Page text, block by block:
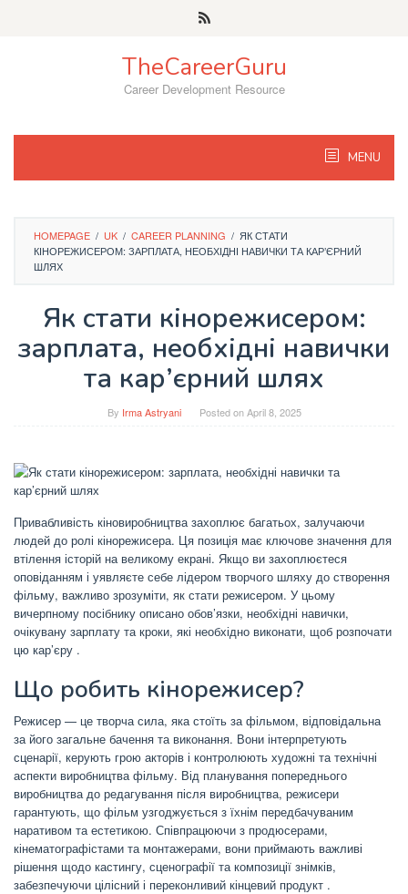
TheCareerGuru
Career Development Resource
MENU
HOMEPAGE / UK / CAREER PLANNING / ЯК СТАТИ
КІНОРЕЖИСЕРОМ: ЗАРПЛАТА, НЕОБХІДНІ НАВИЧКИ ТА КАР’ЄРНИЙ
ШЛЯХ
Як стати кінорежисером:
зарплата, необхідні навички
та кар’єрний шлях
By Irma Astryani Posted onApril 8, 2025
Привабливість кіновиробництва захоплює багатьох, залучаючи
людей до ролі кінорежисера. Ця позиція має ключове значення для
втілення історій на великому екрані. Якщо ви захоплюєтеся
оповіданням і уявляєте себе лідером творчого шляху до створення
фільму, важливо зрозуміти, як стати режисером. У цьому
вичерпному посібнику описано обов’язки, необхідні навички,
очікувану зарплату та кроки, які необхідно виконати, щоб розпочати
цю кар’єру .
Що робить кінорежисер?
Режисер — це творча сила, яка стоїть за фільмом, відповідальна
за його загальне бачення та виконання. Вони інтерпретують
сценарії, керують грою акторів і контролюють художні та технічні
аспекти виробництва фільму. Від планування попереднього
виробництва до редагування після виробництва, режисери
гарантують, що фільм узгоджується з їхнім передбачуваним
наративом та естетикою. Співпрацюючи з продюсерами,
кінематографістами та монтажерами, вони приймають важливі
рішення щодо кастингу, сценографії та композиції знімків,
забезпечуючи цілісний і переконливий кінцевий продукт .